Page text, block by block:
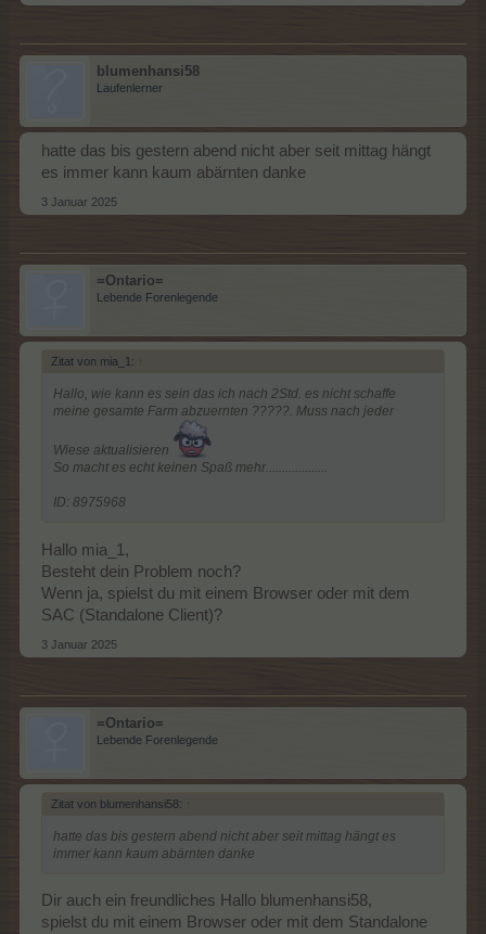
blumenhansi58
Laufenlerner
hatte das bis gestern abend nicht aber seit mittag hängt
es immer kann kaum abärnten danke
3 Januar 2025
=Ontario=
Lebende Forenlegende
Zitat von mia_1: ↑
Hallo, wie kann es sein das ich nach 2Std. es nicht schaffe
meine gesamte Farm abzuernten ?????. Muss nach jeder
Wiese aktualisieren
So macht es echt keinen Spaß mehr...................
ID: 8975968
Hallo mia_1,
Besteht dein Problem noch?
Wenn ja, spielst du mit einem Browser oder mit dem
SAC (Standalone Client)?
3 Januar 2025
=Ontario=
Lebende Forenlegende
Zitat von blumenhansi58: ↑
hatte das bis gestern abend nicht aber seit mittag hängt es
immer kann kaum abärnten danke
Dir auch ein freundliches Hallo blumenhansi58,
spielst du mit einem Browser oder mit dem Standalone